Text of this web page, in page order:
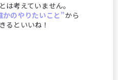
考えていません。
かのやりたいこと”から
るといいね！